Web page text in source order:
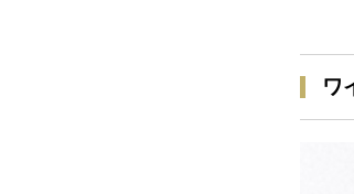
ワ